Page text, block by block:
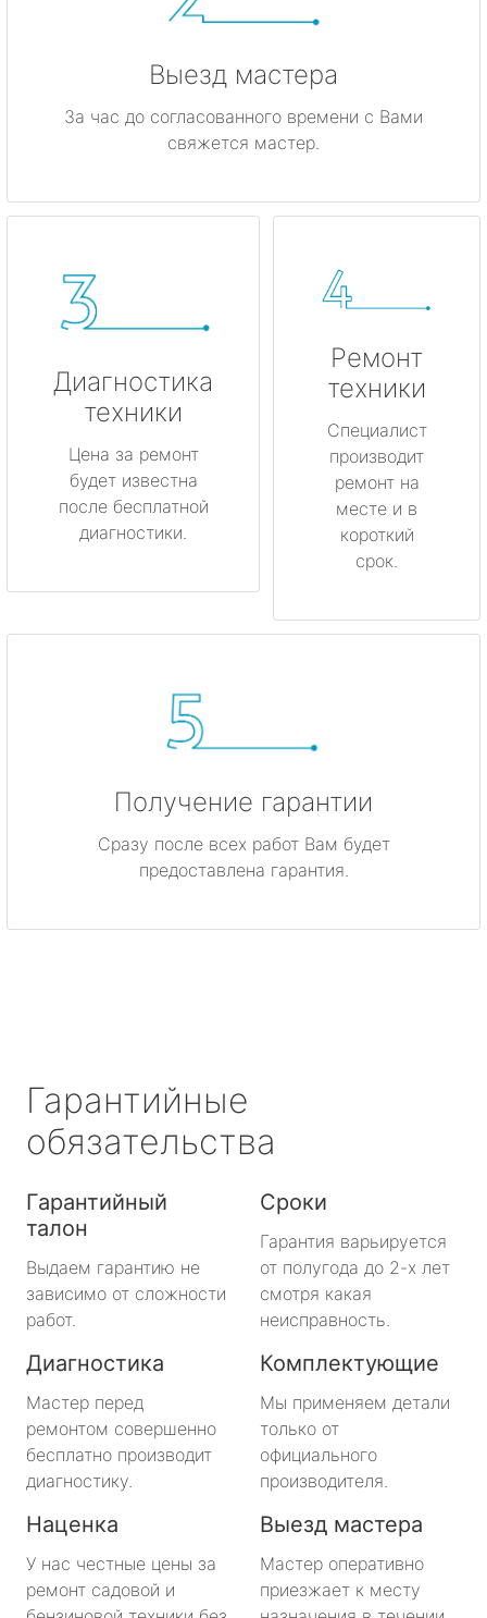
Выезд мастера
За час до согласованного времени с Вами
свяжется мастер.
Диагностика
техники
Цена за ремонт
будет известна
после бесплатной
диагностики.
Ремонт
техники
Специалист
производит
ремонт на
месте и в
короткий
срок.
Получение гарантии
Сразу после всех работ Вам будет
предоставлена гарантия.
Гарантийные
обязательства
Гарантийный
талон
Выдаем гарантию не
зависимо от сложности
работ.
Сроки
Гарантия варьируется
от полугода до 2-х лет
смотря какая
неисправность.
Диагностика
Мастер перед
ремонтом совершенно
бесплатно производит
диагностику.
Комплектующие
Мы применяем детали
только от
официального
производителя.
Наценка
У нас честные цены за
ремонт садовой и
Выезд мастера
Мастер оперативно
приезжает к месту